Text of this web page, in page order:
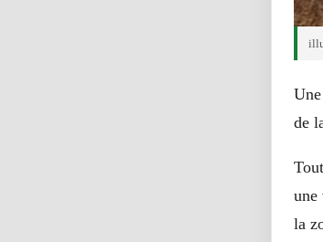
de
une
la